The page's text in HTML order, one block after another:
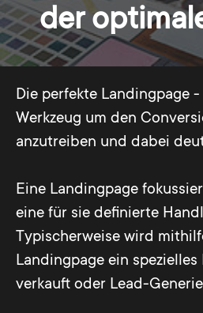
der
Die perfekte Landingpage
Werkzeug um den
anzutreiben und dabei
Eine Landingpage
eine für sie definierte
Typischerweise wird
Landingpage ein
verkauft oder Lead-